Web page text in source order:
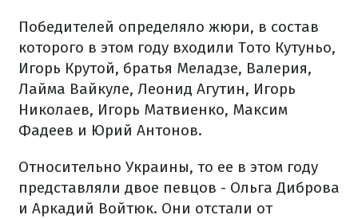
Победителей определяло жюри, в состав
которого в этом году входили Тото Кутуньо,
Игорь Крутой, братья Меладзе, Валерия,
Лайма Вайкуле, Леонид Агутин, Игорь
Николаев, Игорь Матвиенко, Максим
Фадеев и Юрий Антонов.
Относительно Украины, то ее в этом году
представляли двое певцов - Ольга Диброва
и Аркадий Войтюк. Они отстали от